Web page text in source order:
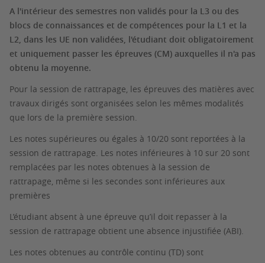
A l'intérieur des semestres non validés pour la L3 ou des
blocs de connaissances et de compétences pour la L1 et la
L2, dans les UE non validées, l'étudiant doit obligatoirement
et uniquement passer les épreuves (CM) auxquelles il n'a pas
obtenu la moyenne.
Pour la session de rattrapage, les épreuves des matières avec
travaux dirigés sont organisées selon les mêmes modalités
que lors de la première session.
Les notes supérieures ou égales à 10/20 sont reportées à la
session de rattrapage. Les notes inférieures à 10 sur 20 sont
remplacées par les notes obtenues à la session de
rattrapage, même si les secondes sont inférieures aux
premières
L’étudiant absent à une épreuve qu’il doit repasser à la
session de rattrapage obtient une absence injustifiée (ABI).
Les notes obtenues au contrôle continu (TD) sont